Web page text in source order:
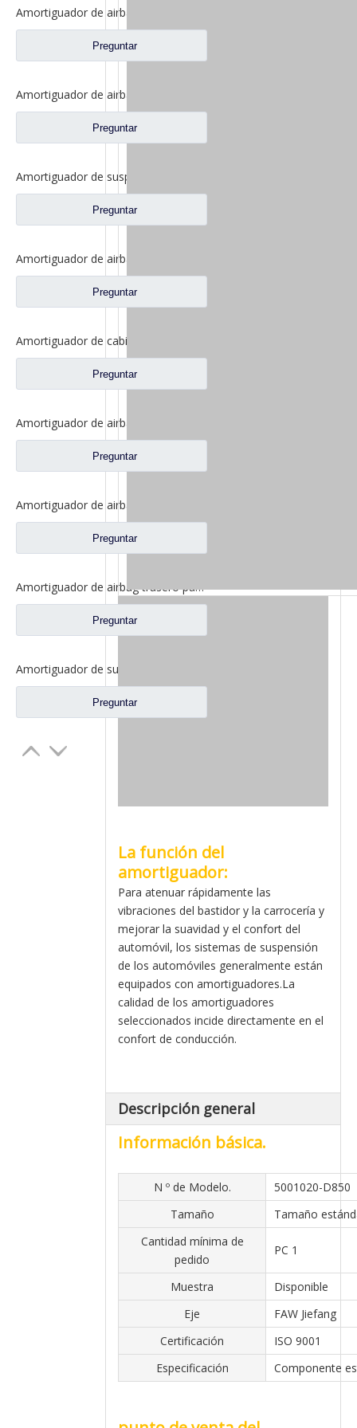
Preguntar
Preguntar
Preguntar
Preguntar
Preguntar
Preguntar
Preguntar
Amortiguador de airbag trasero para repuestos de camiones FAW Jiefang J6 5001320BA09
Preguntar
Preguntar
La función del
amortiguador:
Para atenuar rápidamente las
vibraciones del bastidor y la carrocería y
mejorar la suavidad y el confort del
automóvil, los sistemas de suspensión
de los automóviles generalmente están
equipados con amortiguadores.La
calidad de los amortiguadores
seleccionados incide directamente en el
confort de conducción.
Descripción general
Información básica.
N º de Modelo.
5001020-D850
Tamaño
Tamaño
Cantidad mínima de
pedido
PC 1
Muestra
Disponible
Eje
FAW Jiefang
Certificación
ISO 9001
Especificación
Componente